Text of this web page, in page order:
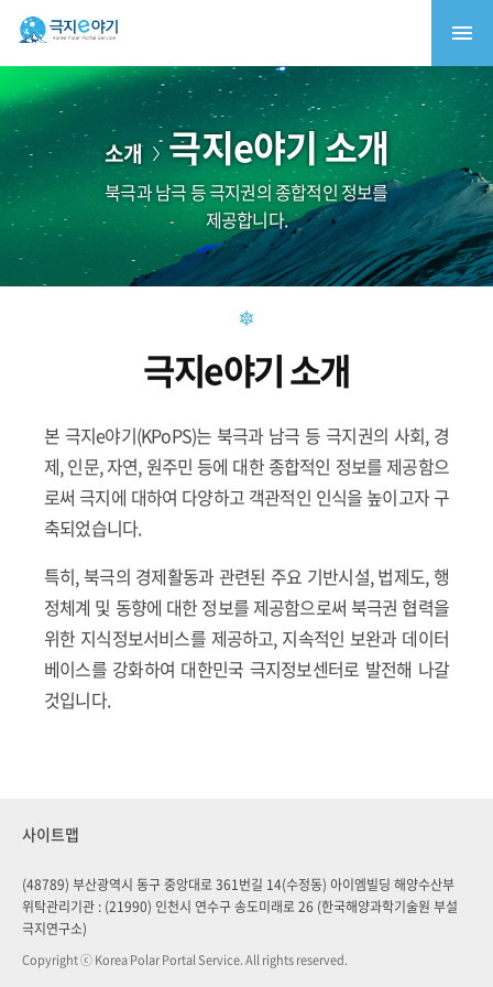
소개 극지e야기 소개
북극과 남극 등 극지권의 종합적인 정보를
제공합니다.
극지e야기 소개
본 극지e야기(KPoPS)는 북극과 남극 등 극지권의 사회, 경
제, 인문, 자연, 원주민 등에 대한 종합적인 정보를 제공함으
로써 극지에 대하여 다양하고 객관적인 인식을 높이고자 구
축되었습니다.
특히, 북극의 경제활동과 관련된 주요 기반시설, 법제도, 행
정체계 및 동향에 대한 정보를 제공함으로써 북극권 협력을
위한 지식정보서비스를 제공하고, 지속적인 보완과 데이터
베이스를 강화하여 대한민국 극지정보센터로 발전해 나갈
것입니다.
사이트맵
(48789) 부산광역시 동구 중앙대로 361번길 14(수정동) 아이엠빌딩 해양수산부
위탁관리기관 : (21990) 인천시 연수구 송도미래로 26 (한국해양과학기술원 부설
극지연구소)
Copyright ⓒ Korea Polar Portal Service. All rights reserved.